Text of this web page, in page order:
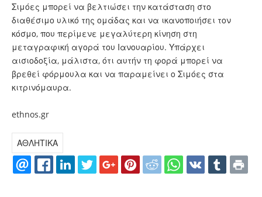
Σιμόες μπορεί να βελτιώσει την κατάσταση στο
διαθέσιμο υλικό της ομάδας και να ικανοποιήσει τον
κόσμο, που περίμενε μεγαλύτερη κίνηση στη
μεταγραφική αγορά του Ιανουαρίου. Υπάρχει
αισιοδοξία, μάλιστα, ότι αυτήν τη φορά μπορεί να
βρεθεί φόρμουλα και να παραμείνει ο Σιμόες στα
κιτρινόμαυρα.
ethnos.gr
ΑΘΛΗΤΙΚΑ